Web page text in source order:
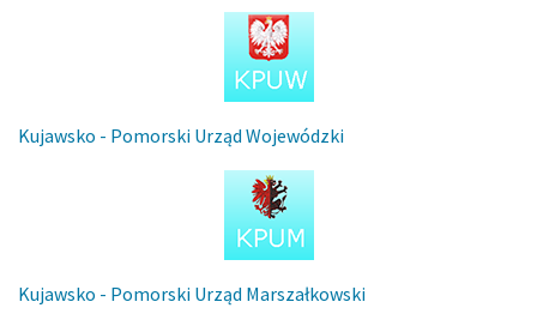
Kujawsko - Pomorski Urząd Wojewódzki
Kujawsko - Pomorski Urząd Marszałkowski